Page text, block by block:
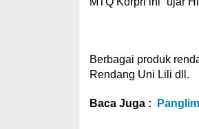
Berbagai produk
Rendang Uni Lili dll.
Baca Juga :